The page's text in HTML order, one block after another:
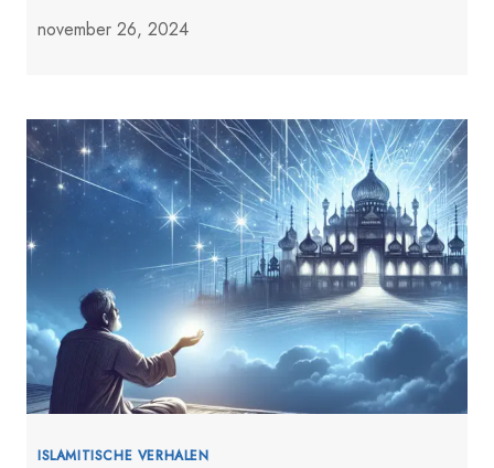
november 26, 2024
ISLAMITISCHE VERHALEN